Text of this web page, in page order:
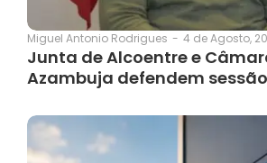
Miguel Antonio Rodrigues - 4 de Agosto,
Junta de Alcoentre e
Azambuja defendem